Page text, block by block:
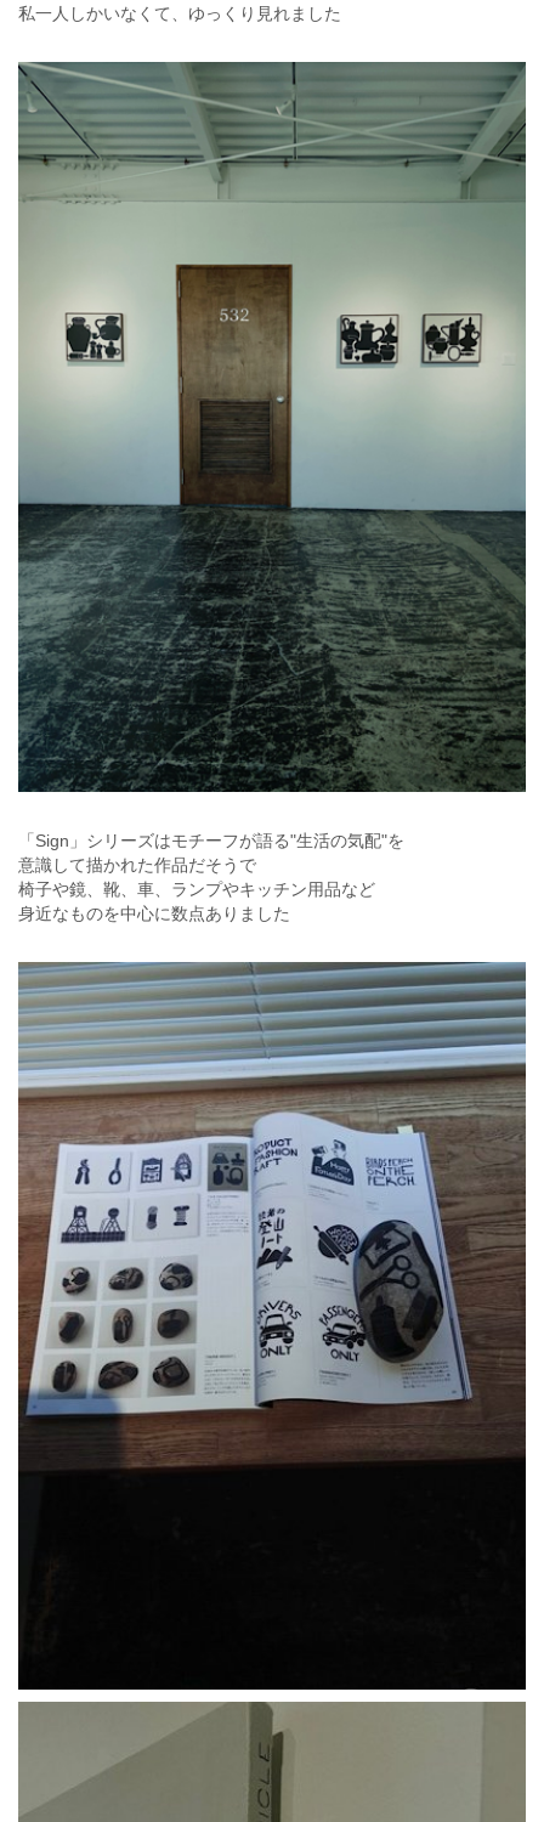
私一人しかいなくて、ゆっくり見れました
「Sign」シリーズはモチーフが語る"生活の気配"を
意識して描かれた作品だそうで
椅子や鏡、靴、車、ランプやキッチン用品など
身近なものを中心に数点ありました